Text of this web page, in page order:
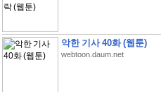
악한 기사 40화 (웹툰)
webtoon.daum.net